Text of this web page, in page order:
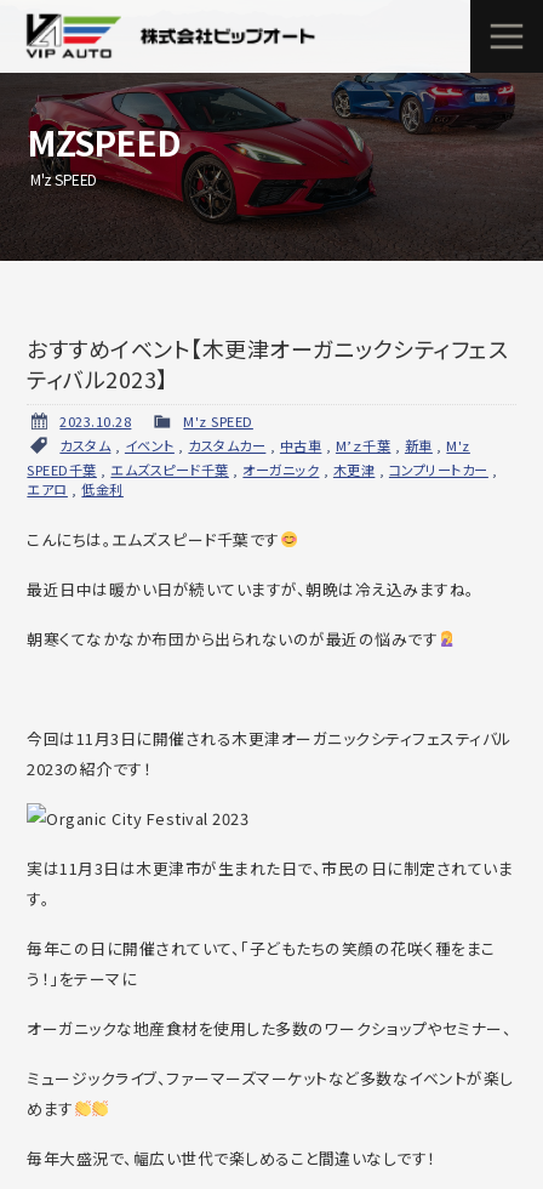
MZSPEED
M'z SPEED
おすすめイベント【木更津オーガニックシティフェス
ティバル2023】
2023.10.28
M'z SPEED
カスタム
イベント カスタムカー 中古車 M’ｚ千葉 新車
M'z
SPEED千葉
エムズスピード千葉 オーガニック 木更津 コンプリートカー
エアロ
,低金利
こんにちは。エムズスピード千葉です
最近日中は暖かい日が続いていますが、朝晩は冷え込みますね。
朝寒くてなかなか布団から出られないのが最近の悩みです
今回は11月3日に開催される木更津オーガニックシティフェスティバル
2023の紹介です！
実は11月3日は木更津市が生まれた日で、市民の日に制定されていま
す。
毎年この日に開催されていて、「子どもたちの笑顔の花咲く種をまこ
う！」をテーマに
オーガニックな地産食材を使用した多数のワークショップやセミナー、
ミュージックライブ、ファーマーズマーケットなど多数なイベントが楽し
めます
毎年大盛況で、幅広い世代で楽しめること間違いなしです！